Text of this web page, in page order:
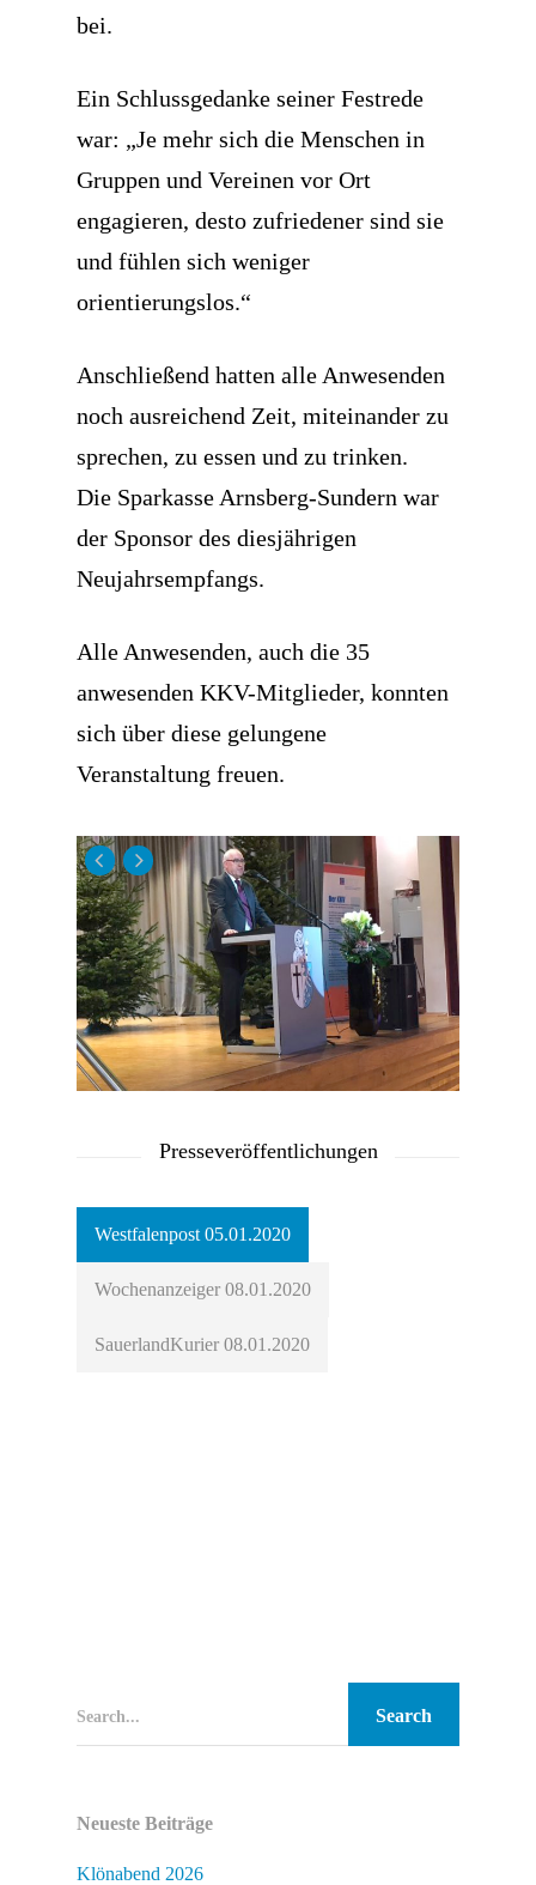
bei.
Ein Schlussgedanke seiner Festrede
war: „Je mehr sich die Menschen in
Gruppen und Vereinen vor Ort
engagieren, desto zufriedener sind sie
und fühlen sich weniger
orientierungslos.“
Anschließend hatten alle Anwesenden
noch ausreichend Zeit, miteinander zu
sprechen, zu essen und zu trinken.
Die Sparkasse Arnsberg-Sundern war
der Sponsor des diesjährigen
Neujahrsempfangs.
Alle Anwesenden, auch die 35
anwesenden KKV-Mitglieder, konnten
sich über diese gelungene
Veranstaltung freuen.
Presseveröffentlichungen
Westfalenpost 05.01.2020
Wochenanzeiger 08.01.2020
SauerlandKurier 08.01.2020
Search...
Neueste Beiträge
Klönabend 2026